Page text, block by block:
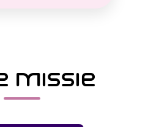
missie